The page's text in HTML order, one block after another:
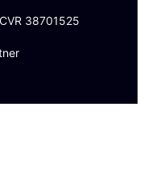
CVR 38701525